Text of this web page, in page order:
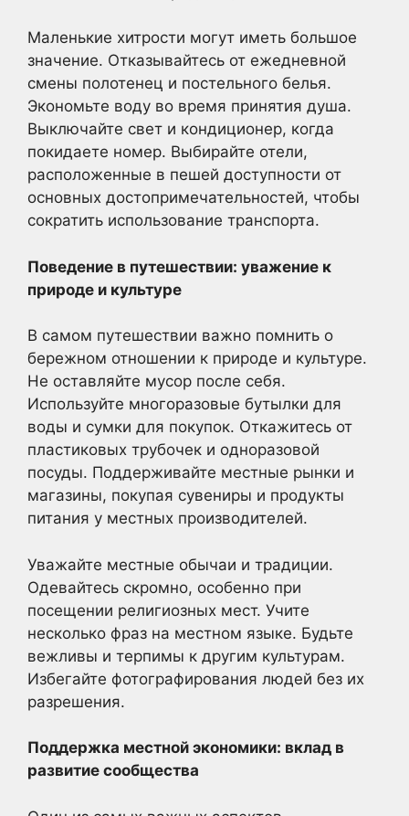
Маленькие хитрости могут иметь большое
значение. Отказывайтесь от ежедневной
смены полотенец и постельного белья.
Экономьте воду во время принятия душа.
Выключайте свет и кондиционер, когда
покидаете номер. Выбирайте отели,
расположенные в пешей доступности от
основных достопримечательностей, чтобы
сократить использование транспорта.
Поведение в путешествии: уважение к
природе и культуре
В самом путешествии важно помнить о
бережном отношении к природе и культуре.
Не оставляйте мусор после себя.
Используйте многоразовые бутылки для
воды и сумки для покупок. Откажитесь от
пластиковых трубочек и одноразовой
посуды. Поддерживайте местные рынки и
магазины, покупая сувениры и продукты
питания у местных производителей.
Уважайте местные обычаи и традиции.
Одевайтесь скромно, особенно при
посещении религиозных мест. Учите
несколько фраз на местном языке. Будьте
вежливы и терпимы к другим культурам.
Избегайте фотографирования людей без их
разрешения.
Поддержка местной экономики: вклад в
развитие сообщества